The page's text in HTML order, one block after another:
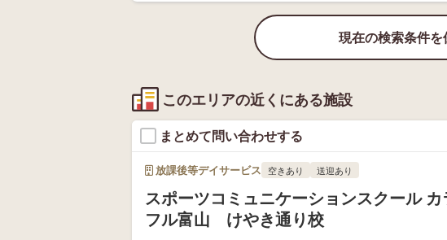
現在の検索条件を
このエリアの近くにある施設
まとめて問い合わせする
放課後等デイサービス 空きあり 送迎あり
スポーツコミュニケーションスクール カ
フル富山 けやき通り校